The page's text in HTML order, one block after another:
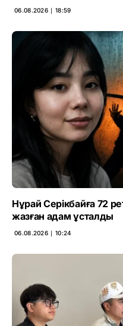
06.08.2026 ∣ 18:59
Нұрай Серікбайға 72
жазған адам ұсталды
06.08.2026 ∣ 10:24